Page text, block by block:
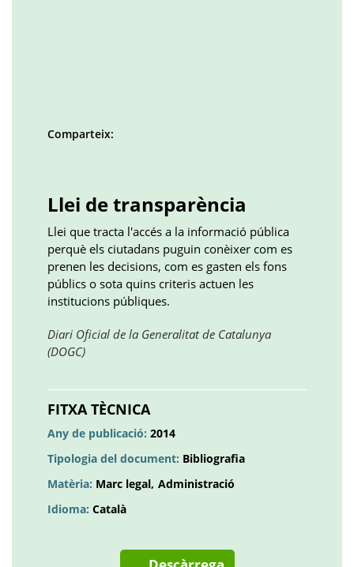
Comparteix:
Llei de transparència
Llei que tracta l'accés a la informació pública
perquè els ciutadans puguin conèixer com es
prenen les decisions, com es gasten els fons
públics o sota quins criteris actuen les
institucions públiques.
Diari Oficial de la Generalitat de Catalunya
(DOGC)
en
una
nova
FITXA TÈCNICA
Any de publicació: 2014
Tipologia del document: Bibliografia
Matèria: Marc legal Administració
Idioma: Català